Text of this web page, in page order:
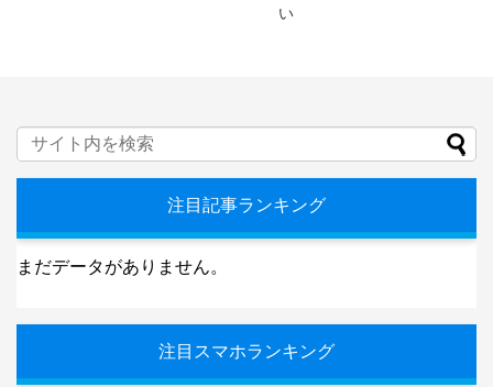
い
注目記事ランキング
まだデータがありません。
注目スマホランキング